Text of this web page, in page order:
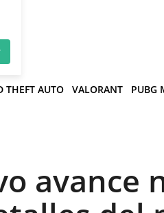
THEFT AUTO VALORANT PUBG
avance